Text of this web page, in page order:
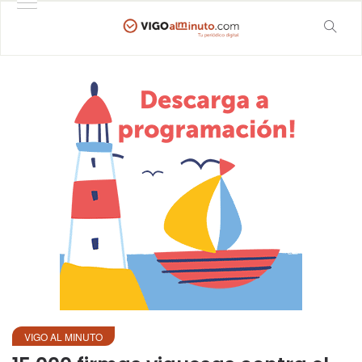
VIGO AL MINUTO